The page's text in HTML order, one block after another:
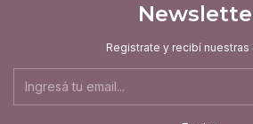
Registrate y recibí nuestras